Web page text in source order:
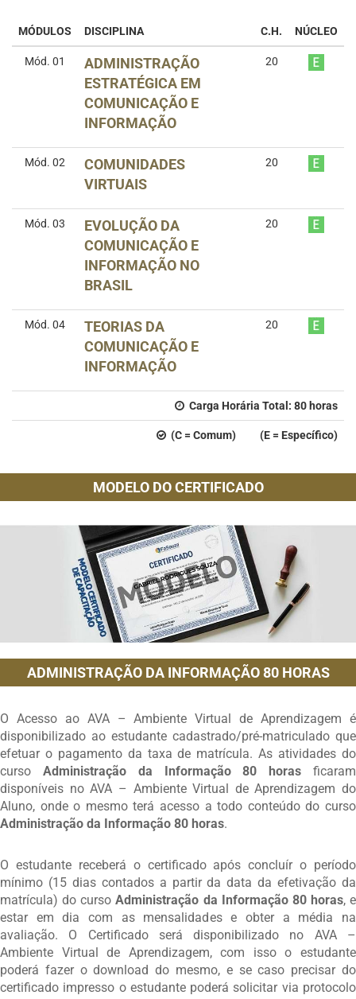
MÓDULOS DISCIPLINA C.H. NÚCLEO
Mód. 01
ADMINISTRAÇÃO
ESTRATÉGICA EM
COMUNICAÇÃO E
INFORMAÇÃO
20
Mód. 02
COMUNIDADES
VIRTUAIS
20
Mód. 03
EVOLUÇÃO DA
COMUNICAÇÃO E
INFORMAÇÃO NO
BRASIL
20
Mód. 04
TEORIAS DA
COMUNICAÇÃO E
INFORMAÇÃO
20
Carga Horária Total: 80 horas
(C = Comum) (E = Específico)
MODELO DO CERTIFICADO
ADMINISTRAÇÃO DA INFORMAÇÃO 80 HORAS
O Acesso ao AVA – Ambiente Virtual de Aprendizagem é
disponibilizado ao estudante cadastrado/pré-matriculado que
efetuar o pagamento da taxa de matrícula. As atividades do
curso Administração da Informação 80 horas ficaram
disponíveis no AVA – Ambiente Virtual de Aprendizagem do
Aluno, onde o mesmo terá acesso a todo conteúdo do curso
Administração da Informação 80 horas.
O estudante receberá o certificado após concluír o período
mínimo (15 dias contados a partir da data da efetivação da
matrícula) do cursoAdministração da Informação 80 horas, e
estar em dia com as mensalidades e obter a média na
avaliação. O Certificado será disponibilizado no AVA –
Ambiente Virtual de Aprendizagem, com isso o estudante
poderá fazer o download do mesmo, e se caso precisar do
certificado impresso o estudante poderá solicitar via protocolo